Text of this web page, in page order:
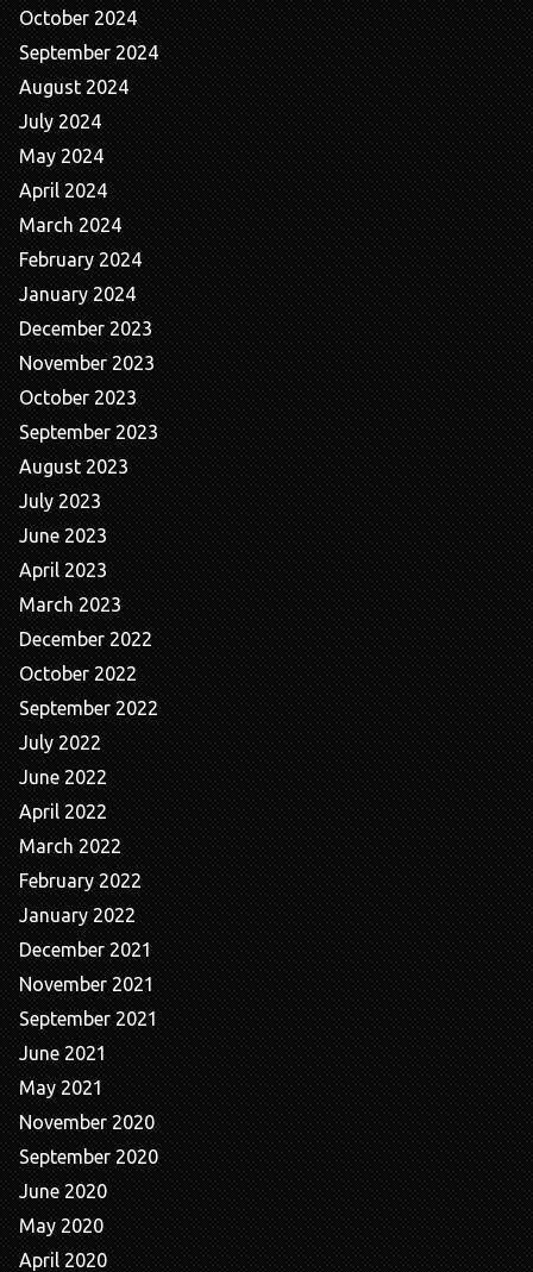
October 2024
September 2024
August 2024
July 2024
May 2024
April 2024
March 2024
February 2024
January 2024
December 2023
November 2023
October 2023
September 2023
August 2023
July 2023
June 2023
April 2023
March 2023
December 2022
October 2022
September 2022
July 2022
June 2022
April 2022
March 2022
February 2022
January 2022
December 2021
November 2021
September 2021
June 2021
May 2021
November 2020
September 2020
June 2020
May 2020
April 2020